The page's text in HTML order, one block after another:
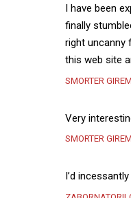
I have been
finally
right uncanny
this web site
SMORTER
Very
SMORTER
I’d